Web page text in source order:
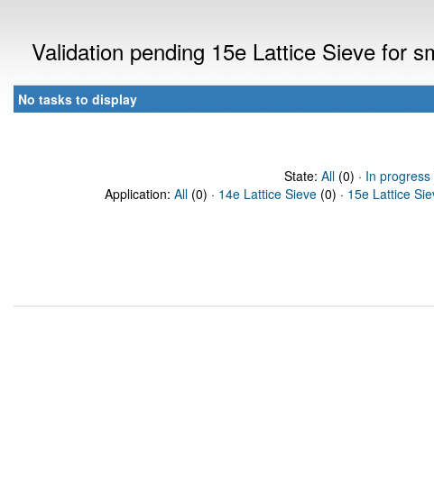
Validation pending 15e Lattice Sieve for
No tasks to display
State: All(0) · In progress
Application: All (0) · 14e Lattice Sieve (0) · 15e Lattice